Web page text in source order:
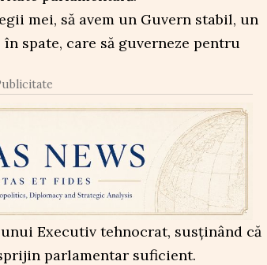
mei, să avem un Guvern stabil, un
spate, care să guverneze pentru
Executiv tehnocrat, susținând că
parlamentar suficient.